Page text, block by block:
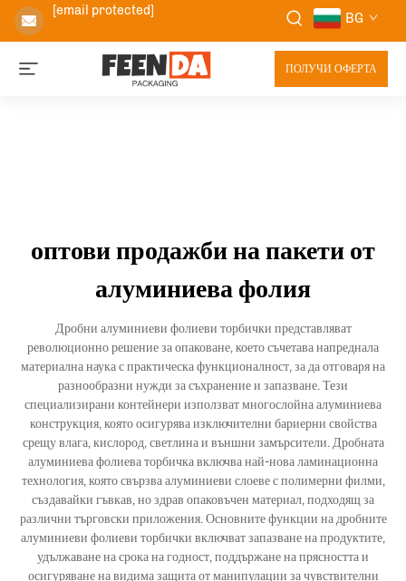
[email protected] BG
ПОЛУЧИ ОФЕРТА
оптови продажби на пакети от
алуминиева фолия
Дробни алуминиеви фолиеви торбички представляват
революционно решение за опаковане, което съчетава напреднала
материална наука с практическа функционалност, за да отговаря на
разнообразни нужди за съхранение и запазване. Тези
специализирани контейнери използват многослойна алуминиева
конструкция, която осигурява изключителни бариерни свойства
срещу влага, кислород, светлина и външни замърсители. Дробната
алуминиева фолиева торбичка включва най-нова ламинационна
технология, която свързва алуминиеви слоеве с полимерни филми,
създавайки гъвкав, но здрав опаковъчен материал, подходящ за
различни търговски приложения. Основните функции на дробните
алуминиеви фолиеви торбички включват запазване на продуктите,
удължаване на срока на годност, поддържане на прясността и
осигуряване на видима защита от манипулации за чувствителни